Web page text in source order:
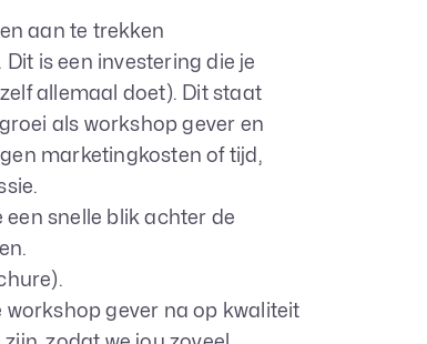
aan te trekken
is een investering die je
allemaal doet). Dit staat
als workshop gever en
marketingkosten of tijd,
snelle blik achter de
.
workshop gever na op kwaliteit